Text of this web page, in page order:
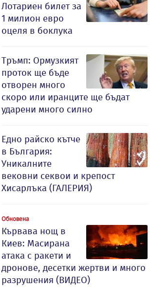
Лотариен билет за
1 милион евро
оцеля в боклука
Тръмп: Ормузкият
проток ще бъде
отворен много
скоро или иранците ще бъдат
ударени много силно
Едно райско кътче
в България:
Уникалните
вековни секвои и крепост
Хисарлъка (ГАЛЕРИЯ)
Обновена
Кървава нощ в
Киев: Масирана
атака с ракети и
дронове, десетки жертви и много
разрушения (ВИДЕО)